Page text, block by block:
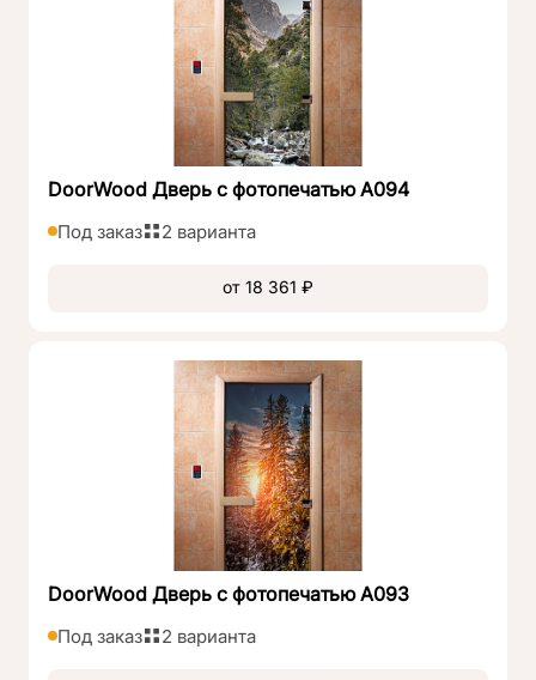
DoorWood Дверь с фотопечатью А094
Под заказ 2 варианта
от 18 361 ₽
DoorWood Дверь с фотопечатью А093
Под заказ 2 варианта